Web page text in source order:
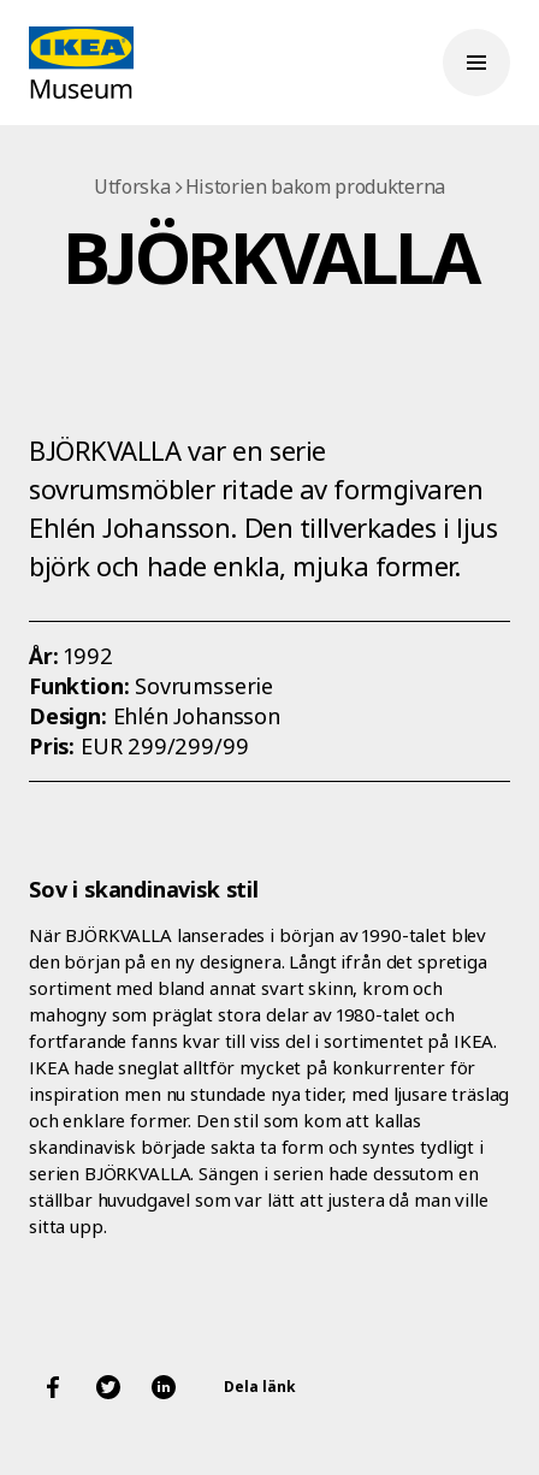
Utforska Historien bakom produkterna
BJÖRKVALLA
BJÖRKVALLA var en serie
sovrumsmöbler ritade av formgivaren
Ehlén Johansson. Den tillverkades i ljus
björk och hade enkla, mjuka former.
År: 1992
Funktion: Sovrumsserie
Design: Ehlén Johansson
Pris: EUR 299/299/99
Sov i skandinavisk stil
När BJÖRKVALLA lanserades i början av 1990-talet blev
den början på en ny designera. Långt ifrån det spretiga
sortiment med bland annat svart skinn, krom och
mahogny som präglat stora delar av 1980-talet och
fortfarande fanns kvar till viss del i sortimentet på IKEA.
IKEA hade sneglat alltför mycket på konkurrenter för
inspiration men nu stundade nya tider, med ljusare träslag
och enklare former. Den stil som kom att kallas
skandinavisk började sakta ta form och syntes tydligt i
serien BJÖRKVALLA. Sängen i serien hade dessutom en
ställbar huvudgavel som var lätt att justera då man ville
sitta upp.
Dela länk